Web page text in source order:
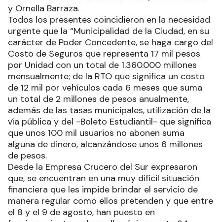
y Ornella Barraza.
Todos los presentes coincidieron en la necesidad
urgente que la “Municipalidad de la Ciudad, en su
carácter de Poder Concedente, se haga cargo del
Costo de Seguros que representa 17 mil pesos
por Unidad con un total de 1.360.000 millones
mensualmente; de la RTO que significa un costo
de 12 mil por vehículos cada 6 meses que suma
un total de 2 millones de pesos anualmente,
además de las tasas municipales, utilización de la
vía pública y del -Boleto Estudiantil- que significa
que unos 100 mil usuarios no abonen suma
alguna de dinero, alcanzándose unos 6 millones
de pesos.
Desde la Empresa Crucero del Sur expresaron
que, se encuentran en una muy difícil situación
financiera que les impide brindar el servicio de
manera regular como ellos pretenden y que entre
el 8 y el 9 de agosto, han puesto en